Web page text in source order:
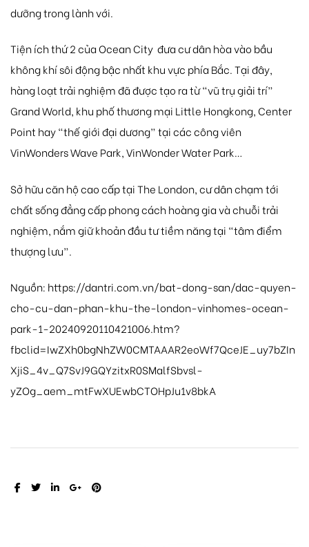
dưỡng trong lành với.
Tiện ích thứ 2 của Ocean City đưa cư dân hòa vào bầu
không khí sôi động bậc nhất khu vực phía Bắc. Tại đây,
hàng loạt trải nghiệm đã được tạo ra từ “vũ trụ giải trí”
Grand World, khu phố thương mại Little Hongkong, Center
Point hay “thế giới đại dương” tại các công viên
VinWonders Wave Park, VinWonder Water Park…
Sở hữu căn hộ cao cấp tại The London, cư dân chạm tới
chất sống đẳng cấp phong cách hoàng gia và chuỗi trải
nghiệm, nắm giữ khoản đầu tư tiềm năng tại “tâm điểm
thượng lưu”.
Nguồn: https://dantri.com.vn/bat-dong-san/dac-quyen-
cho-cu-dan-phan-khu-the-london-vinhomes-ocean-
park-1-20240920110421006.htm?
fbclid=IwZXh0bgNhZW0CMTAAAR2eoWf7QceJE_uy7bZIn
XjiS_4v_Q7SvJ9GQYzitxR0SMalfSbvsl-
yZOg_aem_mtFwXUEwbCTOHpJu1v8bkA
SHARE: